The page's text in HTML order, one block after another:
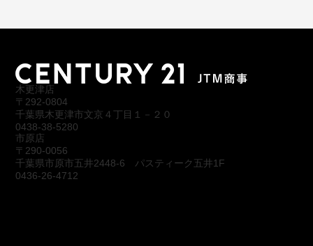
木更津店
〒292-0804
千葉県木更津市文京４丁目１－２０
0438-38-5280
市原店
〒290-0056
千葉県市原市五井2448-6 パスティーク五井1F
0436-26-4712